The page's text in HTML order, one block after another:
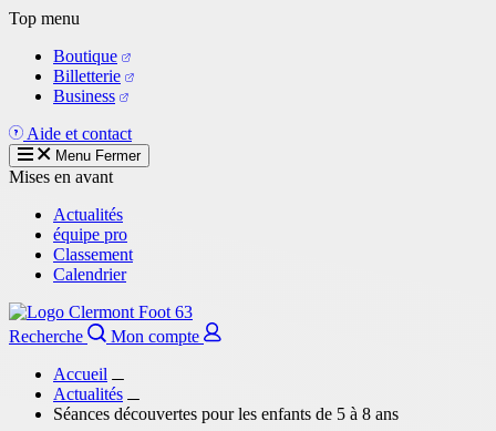
Aller
contenu
principal
Top menu
Boutique
Billetterie
Business
Aide et contact
Menu Fermer
Mises en avant
Actualités
équipe pro
Classement
Calendrier
Recherche
Mon compte
Accueil
Actualités
Séances découvertes pour les enfants de 5 à 8 ans